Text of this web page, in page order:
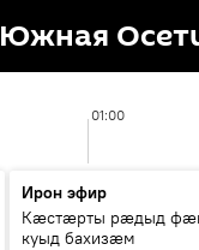
Южная
01:00
Ирон эфир
Кæстæрты рæдыд
куыд бахизæм